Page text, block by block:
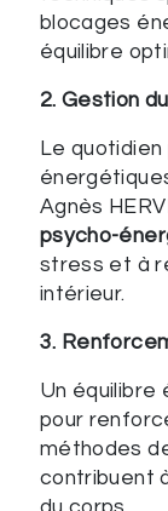
blocages
équilibre
2. Gestion
Le
Agnès
psycho-
stress et à
intérieur.
3.
Un équilibre
pour
méthodes
contribuent